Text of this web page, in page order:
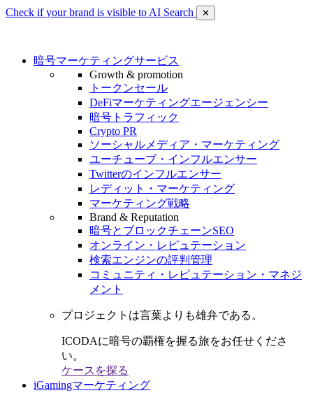
Check if your brand is visible to AI Search ✕
暗号マーケティングサービス
Growth & promotion
トークンセール
DeFiマーケティングエージェンシー
暗号トラフィック
Crypto PR
ソーシャルメディア・マーケティング
ユーチューブ・インフルエンサー
Twitterのインフルエンサー
レディット・マーケティング
マーケティング戦略
Brand & Reputation
暗号とブロックチェーンSEO
オンライン・レピュテーション
検索エンジンの評判管理
コミュニティ・レピュテーション・マネジ
メント
プロジェクトは言葉よりも雄弁である。
ICODAに暗号の覇権を握る旅をお任せくださ
い。
ケースを探る
iGamingマーケティング